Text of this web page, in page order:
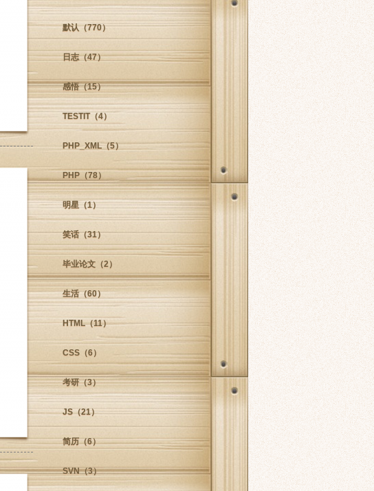
默认（770）
日志（47）
感悟（15）
TESTIT （4）
PHP_XML（5）
PHP （78）
明星 （1）
笑话（31）
毕业论文 （2）
生活（60）
HTML（11）
CSS （6）
考研（3）
JS（21）
简历（6）
SVN（3）